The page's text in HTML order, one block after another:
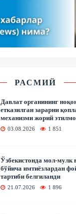
РАСМИЙ
Давлат органининг
етказилган зарарни
механизми жорий
03.08.2026 1 851
Ўзбекистонда мол-мулк
бўйича имтиёзлардан
тартиби белгиланди
21.07.2026 1 896